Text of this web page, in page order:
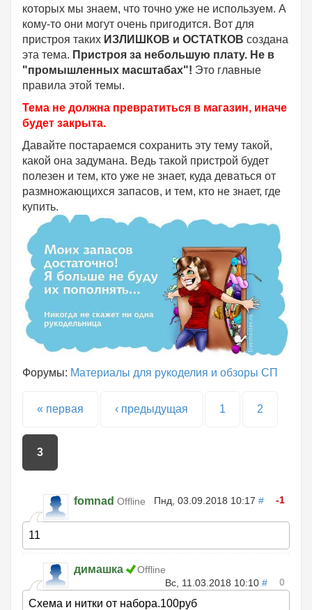
которых мы знаем, что точно уже не используем. А
кому-то они могут очень пригодится. Вот для
пристроя таких ИЗЛИШКОВ и ОСТАТКОВ создана
эта тема. Пристроя за небольшую плату. Не в
"промышленных масштабах"! Это главные
правила этой темы.
Тема не должна превратиться в магазин, иначе
будет закрыта.
Давайте постараемся сохранить эту тему такой,
какой она задумана. Ведь такой пристрой будет
полезен и тем, кто уже не знает, куда деваться от
размножающихся запасов, и тем, кто не знает, где
купить.
Форумы: Материалы для рукоделия и обзоры СП
Страницы
« первая ‹ предыдущая 1 2
3
fomnad Offline Пнд, 03.09.2018 10:17 # -1
11
димашка
Offline
Вс, 11.03.2018 10:10 # 0
Схема и нитки от набора.100руб